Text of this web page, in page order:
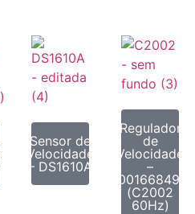
Sensor de
Velocidade
– DS1610A
Regulador
de
Velocidade
–
1001668492
(C2002
60Hz)